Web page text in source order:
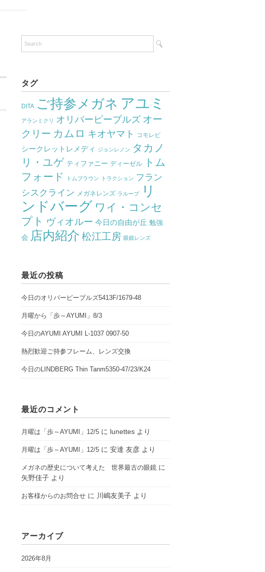
タグ
DITA ご持参メガネ アユミ
アランミクリ オリバーピープルズ オー
クリー カムロ キオヤマト コモレビ
シークレットレメディ ジョンレノン タカノ
リ・ユゲ ティファニー ディーゼル
トム
フォード
トムブラウン トラクション フラン
シスクライン メガネレンズ ラループ
リ
ンドバーグ ワイ・コンセ
プト ヴィオルー 今日の自由が丘 勉強
会 店内紹介 松江工房 眼鏡レンズ
最近の投稿
今日のオリバーピープルズ5413F/1679-48
月曜から「歩～AYUMI」8/3
今日のAYUMI AYUMI L-1037 0907-50
熱烈歓迎ご持参フレーム、レンズ交換
今日のLINDBERG Thin Tanm5350-47/23/K24
最近のコメント
月曜は「歩～AYUMI」12/5 に lunettes より
月曜は「歩～AYUMI」12/5 に安達 友彦 より
メガネの歴史について考えた 世界最古の眼鏡 に
矢野佳子 より
お客様からのお問合せ に 川嶋友美子 より
アーカイブ
2026年8月